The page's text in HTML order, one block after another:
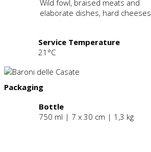
Wild fowl, braised meats and
elaborate dishes, hard cheeses
Service Temperature
21°C
Packaging
Bottle
750 ml | 7 x 30 cm | 1,3 kg